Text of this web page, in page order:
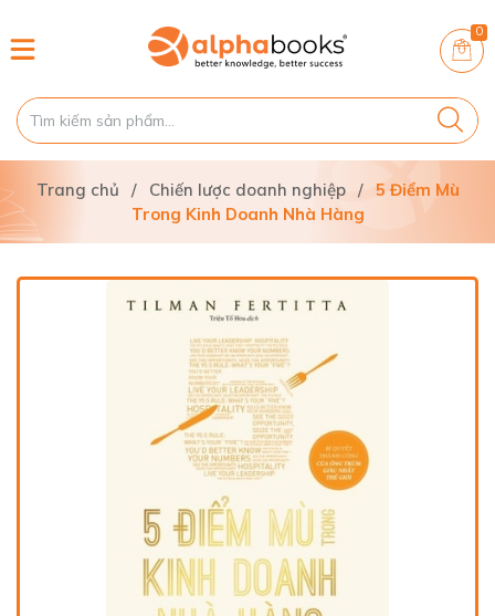
0
Trang chủ / Chiến lược doanh nghiệp / 5 Điểm Mù
Trong Kinh Doanh Nhà Hàng